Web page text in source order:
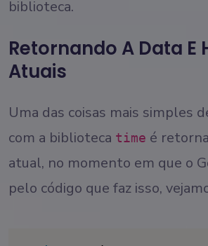
biblioteca.
Retornando A Data E
Atuais
Uma das coisas mais simples
com a biblioteca time é
atual, no momento em que o
pelo código que faz isso,